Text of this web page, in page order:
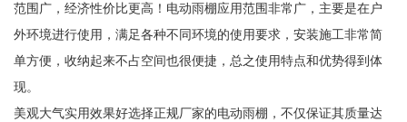
范围广，经济性价比更高！电动雨棚应用范围非常广，主要是在户
外环境进行使用，满足各种不同环境的使用要求，安装施工非常简
单方便，收纳起来不占空间也很便捷，总之使用特点和优势得到体
现。
美观大气实用效果好选择正规厂家的电动雨棚，不仅保证其质量达